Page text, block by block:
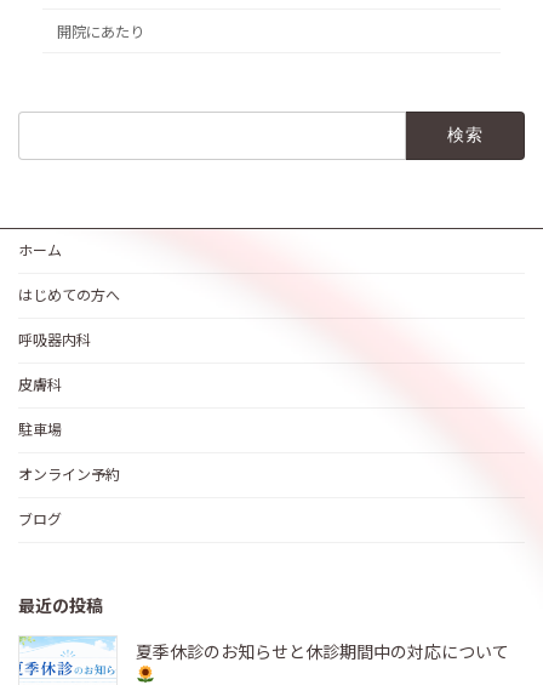
開院にあたり
ホーム
はじめての方へ
呼吸器内科
皮膚科
駐車場
オンライン予約
ブログ
最近の投稿
夏季休診のお知らせと休診期間中の対応について